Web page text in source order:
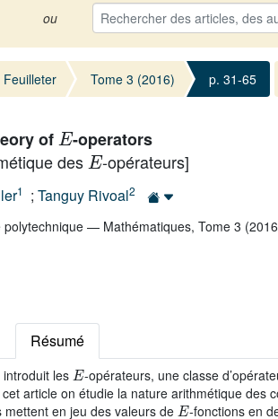
ou
Feuilleter Tome 3 (2016) p. 31-65
of
-operators
des E-opérateurs]
1 ; Tanguy Rivoal2
polytechnique — Mathématiques, Tome 3
Résumé
les -opérateurs, une classe
article on étudie la nature arithmétique des
mettent en jeu des valeurs de E-fonctions en